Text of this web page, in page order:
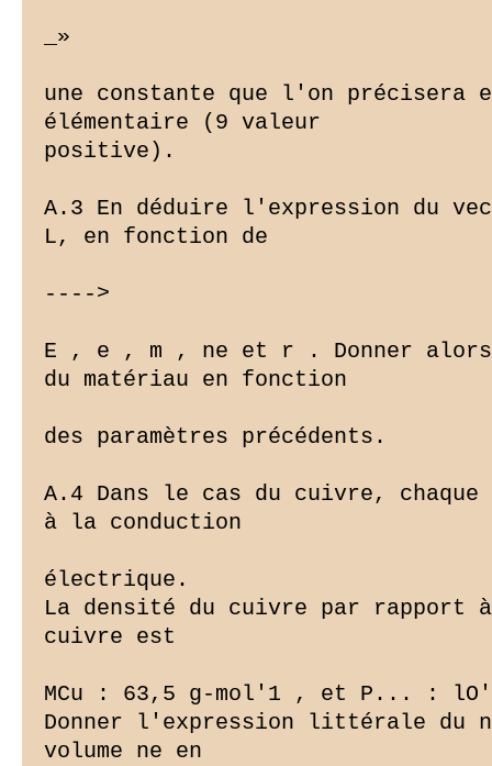
_»
une constante que l'on
élémentaire (9 valeur
positive).
A.3 En déduire l'expression du
L, en fonction de
---->
E , e , m , ne et r . Donner
du matériau en fonction
des paramètres précédents.
A.4 Dans le cas du cuivre,
à la conduction
électrique.
La densité du cuivre par
cuivre est
MCu : 63,5 g-mol'1 , et P... :
Donner l'expression littérale du
volume ne en